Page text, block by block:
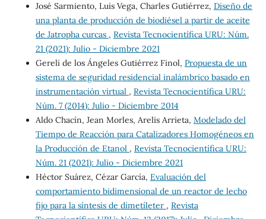
José Sarmiento, Luis Vega, Charles Gutiérrez, Diseño de
una planta de producción de biodiésel a partir de aceite
de Jatropha curcas , Revista Tecnocientífica URU: Núm.
21 (2021): Julio - Diciembre 2021
Gereli de los Ángeles Gutiérrez Finol, Propuesta de un
sistema de seguridad residencial inalámbrico basado en
instrumentación virtual , Revista Tecnocientífica URU:
Núm. 7 (2014): Julio - Diciembre 2014
Aldo Chacín, Jean Morles, Arelis Arrieta, Modelado del
Tiempo de Reacción para Catalizadores Homogéneos en
la Producción de Etanol , Revista Tecnocientífica URU:
Núm. 21 (2021): Julio - Diciembre 2021
Héctor Suárez, Cézar García, Evaluación del
comportamiento bidimensional de un reactor de lecho
fijo para la síntesis de dimetíleter , Revista